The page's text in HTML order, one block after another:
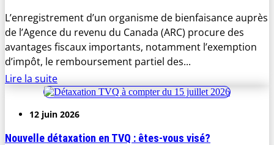
L’enregistrement d’un organisme de bienfaisance auprès
de l’Agence du revenu du Canada (ARC) procure des
avantages fiscaux importants, notamment l’exemption
d’impôt, le remboursement partiel des...
Lire la suite
12 juin 2026
Nouvelle détaxation en TVQ : êtes-vous visé?